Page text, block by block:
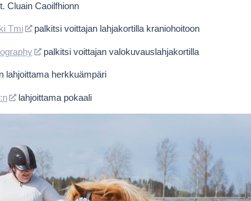
Cluain Caoilfhionn
Tmi palkitsi voittajan lahjakortilla kraniohoitoon
palkitsi voittajan valokuvauslahjakortilla
lahjoittama herkkuämpäri
lahjoittama pokaali